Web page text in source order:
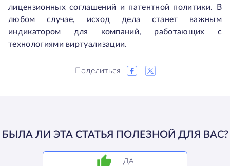
лицензионных соглашений и патентной политики. В
любом случае, исход дела станет важным
индикатором для компаний, работающих с
технологиями виртуализации.
Поделиться
БЫЛА ЛИ ЭТА СТАТЬЯ ПОЛЕЗНОЙ ДЛЯ ВАС?
ДА